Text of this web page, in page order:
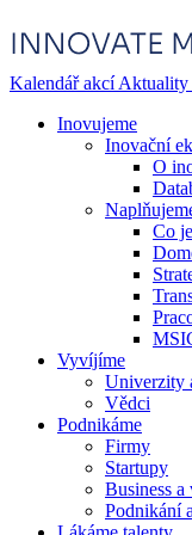
Kalendář akcí Aktuality
Inovujeme
Inovační
O
Co
Vyvíjíme
Univerzity
Vědci
Podnikáme
Firmy
Startupy
Business
Podnikání